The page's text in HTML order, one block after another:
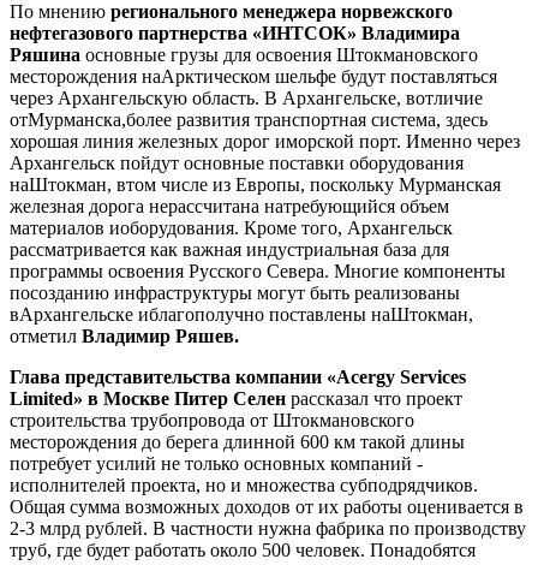
По мнению регионального менеджера норвежского
нефтегазового партнерства «ИНТСОК» Владимира
Ряшина основные грузы для освоения Штокмановского
месторождения наАрктическом шельфе будут поставляться
через Архангельскую область. В Архангельске, вотличие
отМурманска,более развития транспортная система, здесь
хорошая линия железных дорог иморской порт. Именно через
Архангельск пойдут основные поставки оборудования
наШтокман, втом числе из Европы, поскольку Мурманская
железная дорога нерассчитана натребующийся объем
материалов иоборудования. Кроме того, Архангельск
рассматривается как важная индустриальная база для
программы освоения Русского Севера. Многие компоненты
посозданию инфраструктуры могут быть реализованы
вАрхангельске иблагополучно поставлены наШтокман,
отметил Владимир Ряшев.
Глава представительства компании «Acergy Services
Limited» в Москве Питер Селен рассказал что проект
строительства трубопровода от Штокмановского
месторождения до берега длинной 600 км такой длины
потребует усилий не только основных компаний -
исполнителей проекта, но и множества субподрядчиков.
Общая сумма возможных доходов от их работы оценивается в
2-3 млрд рублей. В частности нужна фабрика по производству
труб, где будет работать около 500 человек. Понадобятся